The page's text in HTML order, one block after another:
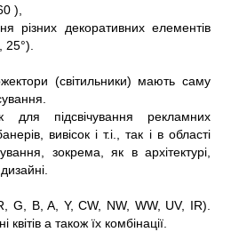
),
різних декоративних елементів
25°).
(світильники) мають саму
для підсвічування рекламних
вивісок і т.і., так і в області
зокрема, як в архітектурі,
G, B, A, Y, CW, NW, WW, UV, IR).
а також їх комбінації.